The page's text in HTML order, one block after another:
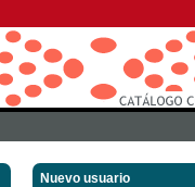
Nuevo usuario